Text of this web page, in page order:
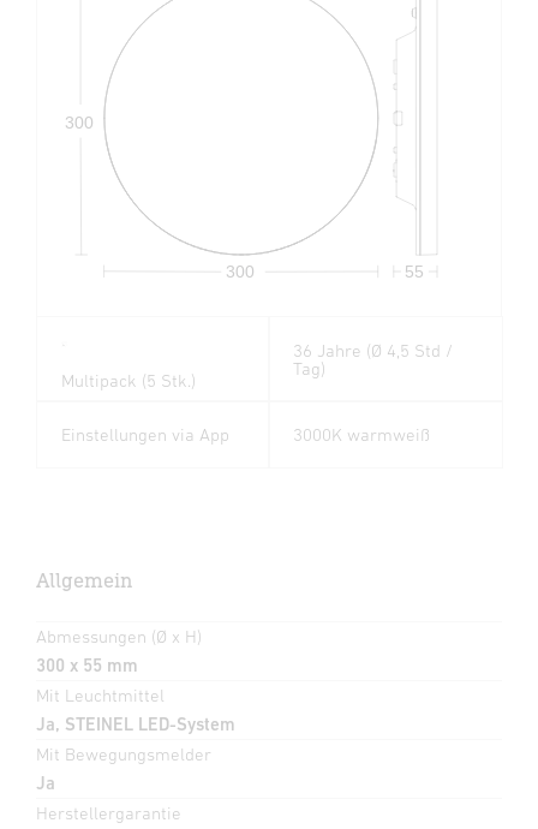
55
300
300
Multipack (5 Stk.)
36 Jahre (Ø 4,5 Std /
Tag)
Einstellungen via App 3000K warmweiß
Allgemein
Abmessungen (Ø x H)
300 x 55 mm
Mit Leuchtmittel
Ja, STEINEL LED-System
Mit Bewegungsmelder
Ja
Herstellergarantie